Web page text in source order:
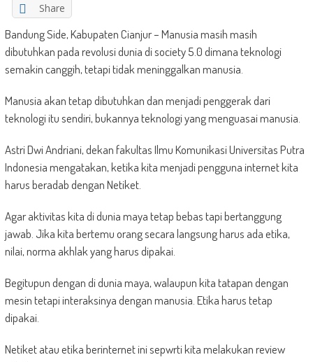
Share
Bandung Side, Kabupaten Cianjur – Manusia masih masih
dibutuhkan pada revolusi dunia di society 5.0 dimana teknologi
semakin canggih, tetapi tidak meninggalkan manusia.
Manusia akan tetap dibutuhkan dan menjadi penggerak dari
teknologi itu sendiri, bukannya teknologi yang menguasai manusia.
Astri Dwi Andriani, dekan fakultas Ilmu Komunikasi Universitas Putra
Indonesia mengatakan, ketika kita menjadi pengguna internet kita
harus beradab dengan Netiket.
Agar aktivitas kita di dunia maya tetap bebas tapi bertanggung
jawab. Jika kita bertemu orang secara langsung harus ada etika,
nilai, norma akhlak yang harus dipakai.
Begitupun dengan di dunia maya, walaupun kita tatapan dengan
mesin tetapi interaksinya dengan manusia. Etika harus tetap
dipakai.
Netiket atau etika berinternet ini sepwrti kita melakukan review